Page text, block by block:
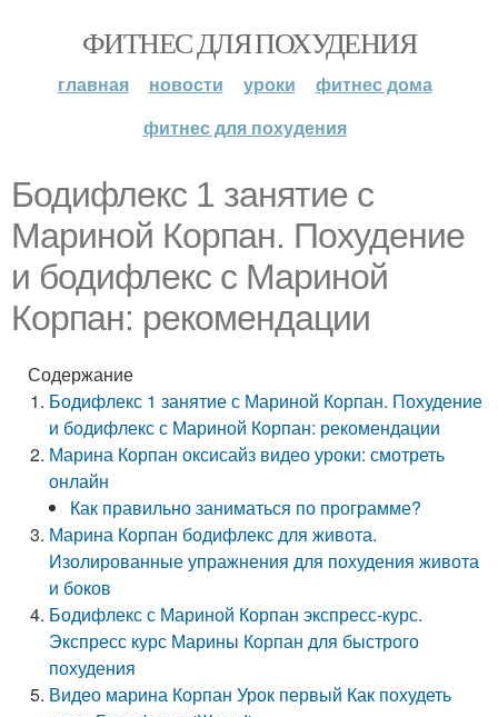
ФИТНЕС ДЛЯ ПОХУДЕНИЯ
главная новости уроки
фитнес дома
фитнес для похудения
Бодифлекс 1 занятие с
Мариной Корпан. Похудение
и бодифлекс с Мариной
Корпан: рекомендации
Содержание
Бодифлекс 1 занятие с Мариной Корпан. Похудение
и бодифлекс с Мариной Корпан: рекомендации
Марина Корпан оксисайз видео уроки: смотреть
онлайн
Как правильно заниматься по программе?
Марина Корпан бодифлекс для живота.
Изолированные упражнения для похудения живота
и боков
Бодифлекс с Мариной Корпан экспресс-курс.
Экспресс курс Марины Корпан для быстрого
похудения
Видео марина Корпан Урок первый Как похудеть